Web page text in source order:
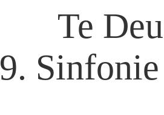
Te
9.